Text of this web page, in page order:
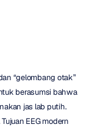
“gelombang otak”
berasumsi bahwa
jas lab putih.
EEG modern